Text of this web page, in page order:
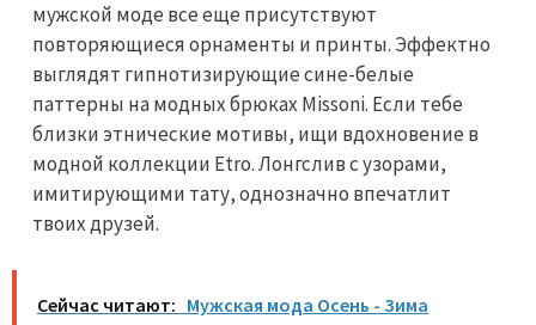
мужской моде все еще присутствуют
повторяющиеся орнаменты и принты. Эффектно
выглядят гипнотизирующие сине-белые
паттерны на модных брюках Missoni. Если тебе
близки этнические мотивы, ищи вдохновение в
модной коллекции Etro. Лонгслив с узорами,
имитирующими тату, однозначно впечатлит
твоих друзей.
Сейчас читают: Мужская мода Осень - Зима